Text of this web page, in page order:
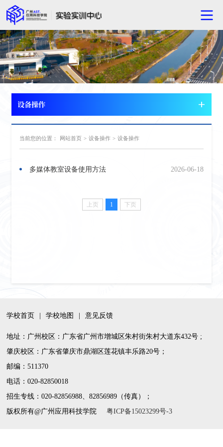
设备操作
当前您的位置： 网站首页 > 设备操作 > 设备操作
2026-06-18
多媒体教室设备使用方法
上页 1 下页
学校首页 学校地图 意见反馈
地址：广州校区：广东省广州市增城区朱村街朱村大道东432号 ;
肇庆校区：广东省肇庆市鼎湖区莲花镇丰乐路20号；
邮编：511370
电话：020-82850018
招生专线：020-82856988、82856989（传真）；
版权所有@广州应用科技学院粤ICP备15023299号-3